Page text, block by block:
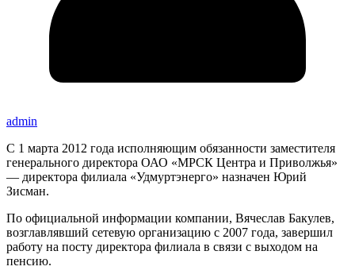
admin
С 1 марта 2012 года исполняющим обязанности заместителя
генерального директора ОАО «МРСК Центра и Приволжья»
— директора филиала «Удмуртэнерго» назначен Юрий
Зисман.
По официальной информации компании, Вячеслав Бакулев,
возглавлявший сетевую организацию с 2007 года, завершил
работу на посту директора филиала в связи с выходом на
пенсию.